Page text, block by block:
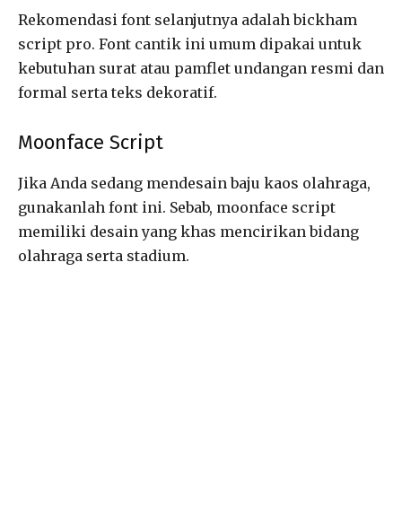
Rekomendasi font selanjutnya adalah bickham
script pro. Font cantik ini umum dipakai untuk
kebutuhan surat atau pamflet undangan resmi dan
formal serta teks dekoratif.
Moonface Script
Jika Anda sedang mendesain baju kaos olahraga,
gunakanlah font ini. Sebab, moonface script
memiliki desain yang khas mencirikan bidang
olahraga serta stadium.